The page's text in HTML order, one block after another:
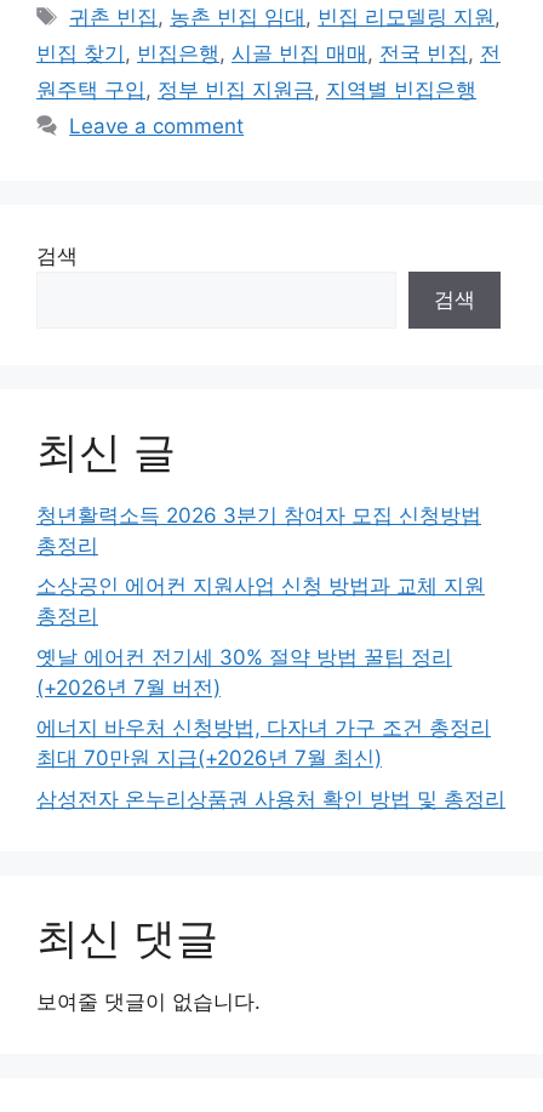
Tags
귀촌 빈집 , 농촌 빈집 임대 , 빈집 리모델링 지원 ,
빈집 찾기 , 빈집은행 , 시골 빈집 매매 , 전국 빈집 , 전
원주택 구입 , 정부 빈집 지원금, 지역별 빈집은행
Leave a comment
검색
검색
최신 글
청년활력소득 2026 3분기 참여자 모집 신청방법
총정리
소상공인 에어컨 지원사업 신청 방법과 교체 지원
총정리
옛날 에어컨 전기세 30% 절약 방법 꿀팁 정리
(+2026년 7월 버전)
에너지 바우처 신청방법, 다자녀 가구 조건 총정리
최대 70만원 지급(+2026년 7월 최신)
삼성전자 온누리상품권 사용처 확인 방법 및 총정리
최신 댓글
보여줄 댓글이 없습니다.